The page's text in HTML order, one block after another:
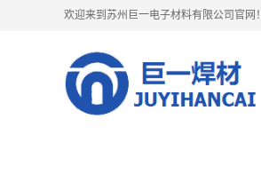
欢迎来到苏州巨一电子材料有限公司官网！